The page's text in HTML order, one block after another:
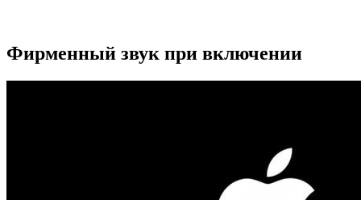
Фирменный звук при включении